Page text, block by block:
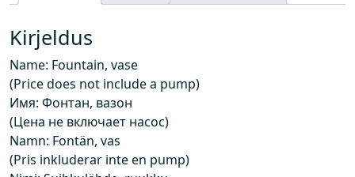
v
a
a
s
(
h
i
n
d
Kirjeldus
Name: Fountain, vase
(Price does not include a pump)
Имя: Фонтан, вазон
(Цена не включает насос)
Namn: Fontän, vas
(Pris inkluderar inte en pump)